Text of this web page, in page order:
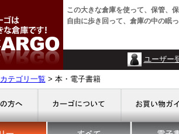
この大きな倉庫を使って、保管、
自由に歩き回って、倉庫の中の眠
ユーザー
カテゴリ一覧 > 本・電子書籍